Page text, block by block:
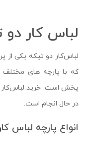
لباس کار دو
لباس‌کار دو تیکه یکی از
که با پارچه ‌های مختلف
پخش است. خرید لباس‌کار
در حال انجام است.
انواع پارچه لباس